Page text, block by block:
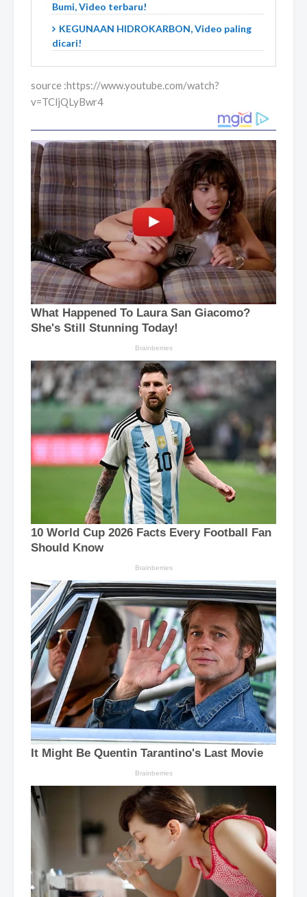
Bumi, Video terbaru!
KEGUNAAN HIDROKARBON, Video paling
dicari!
source :https://www.youtube.com/watch?
v=TCljQLyBwr4